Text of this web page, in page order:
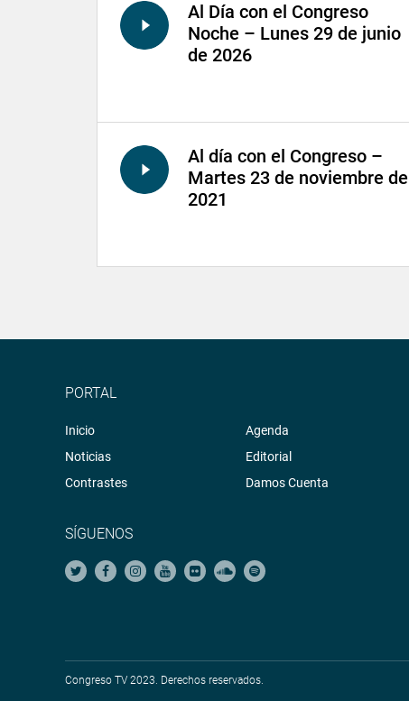
Al Día con el Congreso
Noche – Lunes 29 de junio
de 2026
Al día con el Congreso –
Martes 23 de noviembre de
2021
PORTAL
Inicio
Noticias
Contrastes
Agenda
Editorial
Damos Cuenta
SÍGUENOS
Congreso TV 2023. Derechos reservados.